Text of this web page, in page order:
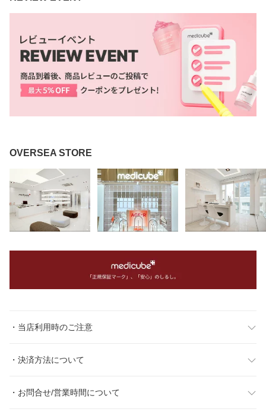
OVERSEA STORE
・当店利用時のご注意
・決済方法について
・お問合せ/営業時間について